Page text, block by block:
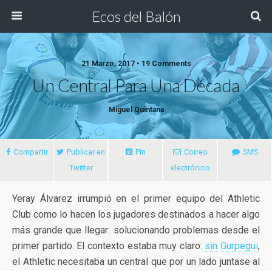
Ecos del Balón
21 Marzo, 2017 • 19 Comments
Un Central Para Una Década
Miguel Quintana
Compartir
Publicar en
Twitter
Pin
Correo
electrónico
SMS
Yeray Álvarez irrumpió en el primer equipo del Athletic
Club como lo hacen los jugadores destinados a hacer algo
más grande que llegar: solucionando problemas desde el
primer partido. El contexto estaba muy claro: sin Gurpegui,
el Athletic necesitaba un central que por un lado juntase al